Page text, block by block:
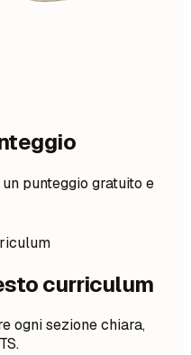
punteggio gratuito e
curriculum
ogni sezione chiara,